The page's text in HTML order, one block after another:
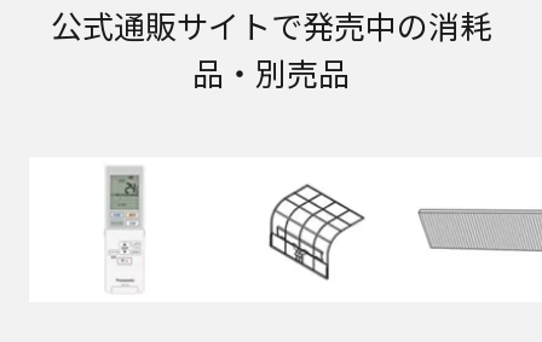
書は、原則として商品が発売された当初のものを
掲載しています。したがいまして、会社名やお客
様ご相談窓口の連絡先などが変更されている場合
があります。また、本ウェブサイトに公開されて
る場合があります。本ウェブサイトに公開されて
いる取扱説明書の内容とお手持ちの商品の仕様に
相違がある場合は、ご購入店、お近くの当社商品
の取扱店、または当社サービス会社に直接お問い
合わせください。また、商品に同梱される取扱説
明書が改訂されている場合、当社の選択により、
公式通販サイトで発売中の消耗
品・別売品